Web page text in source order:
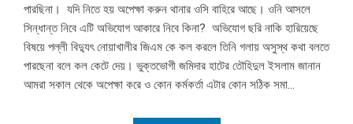
পারছিনা। যদি নিতে হয় অপেক্ষা করুন থানার ওসি বাহিরে আছে। ওনি আসলে
সিন্ধান্ত নিবে এটি অভিযোগ আকারে নিবে কিনা? অভিযোগ ছরি নাকি হারিয়েছে
বিষয়ে পল্লী বিদ্যুৎ নোয়াখালীর জিএম কে কল করলে তিনি গলায় অসুস্থ কথা বলতে
পারছেনা বলে কল কেটে দেয়। ভুক্তভোগী জমিদার হাটের তৌহিদুল ইসলাম জানান
আমরা সকাল থেকে অপেক্ষা করে ও কোন কর্মকর্তা এটার কোন সঠিক সমা...